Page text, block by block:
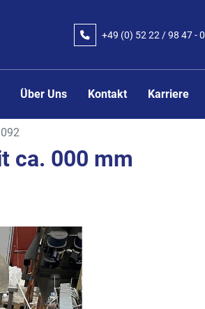
+49 (0) 52 22 / 98 47 - 0
Über Uns Kontakt Karriere
ca. 000 mm